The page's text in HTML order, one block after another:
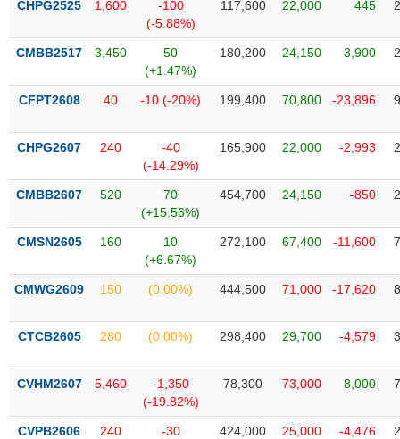
Tâm
thị
trường
CHPG2525 1,600
-100
(-5.88%)
117,600 22,000 445
CMBB2517 3,450
50
(+1.47%)
180,200 24,150 3,900
CFPT2608 40 -10 (-20%) 199,400 70,800 -23,896
CHPG2607 240
-40
(-14.29%)
165,900 22,000 -2,993
CMBB2607 520
70
(+15.56%)
454,700 24,150 -850
CMSN2605 160
10
(+6.67%)
272,100 67,400 -11,600
CMWG2609 150 (0.00%) 444,500 71,000 -17,620
CTCB2605 280 (0.00%) 298,400 29,700 -4,579
CVHM2607 5,460
-1,350
(-19.82%)
78,300 73,000 8,000
CVPB2606 240
-30
424,000 25,000 -4,476
DÙNG
THIẾT
YẾU
TIÊU
THIẾT
YẾU
CHĂM
SỨC